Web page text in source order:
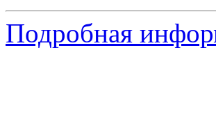
Подробная